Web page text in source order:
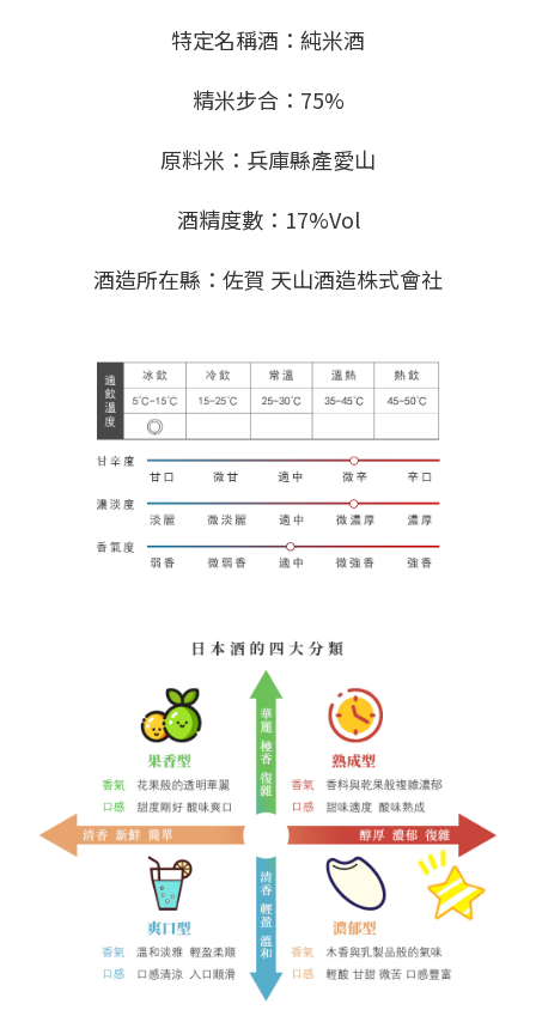
特定名稱酒：純米酒
精米步合：75%
原料米：兵庫縣產愛山
酒精度數：17%Vol
酒造所在縣：佐賀 天山酒造株式會社